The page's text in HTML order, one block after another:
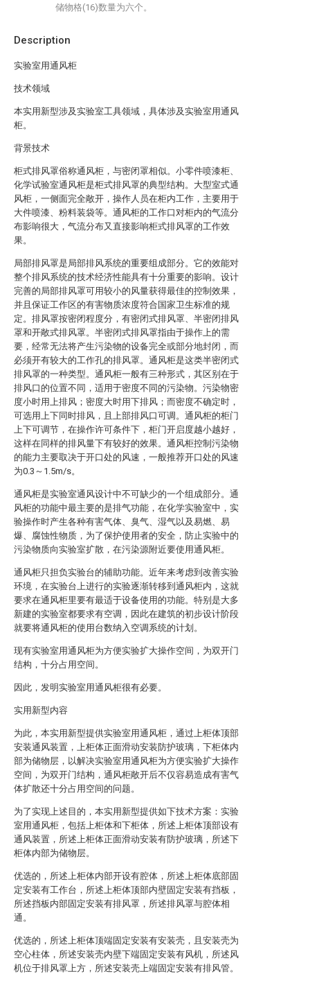
Description
实验室用通风柜
技术领域
本实用新型涉及实验室工具领域，具体涉及实验室用通风
柜。
背景技术
柜式排风罩俗称通风柜，与密闭罩相似。小零件喷漆柜、
化学试验室通风柜是柜式排风罩的典型结构。大型室式通
风柜，一侧面完全敞开，操作人员在柜内工作，主要用于
大件喷漆、粉料装袋等。通风柜的工作口对柜内的气流分
布影响很大，气流分布又直接影响柜式排风罩的工作效
果。
局部排风罩是局部排风系统的重要组成部分。它的效能对
整个排风系统的技术经济性能具有十分重要的影响。设计
完善的局部排风罩可用较小的风量获得最佳的控制效果，
并且保证工作区的有害物质浓度符合国家卫生标准的规
定。排风罩按密闭程度分，有密闭式排风罩、半密闭排风
罩和开敞式排风罩。半密闭式排风罩指由于操作上的需
要，经常无法将产生污染物的设备完全或部分地封闭，而
必须开有较大的工作孔的排风罩。通风柜是这类半密闭式
排风罩的一种类型。通风柜一般有三种形式，其区别在于
排风口的位置不同，适用于密度不同的污染物。污染物密
度小时用上排风；密度大时用下排风；而密度不确定时，
可选用上下同时排风，且上部排风口可调。通风柜的柜门
上下可调节，在操作许可条件下，柜门开启度越小越好，
这样在同样的排风量下有较好的效果。通风柜控制污染物
的能力主要取决于开口处的风速，一般推荐开口处的风速
为0.3～1.5m/s。
通风柜是实验室通风设计中不可缺少的一个组成部分。通
风柜的功能中最主要的是排气功能，在化学实验室中，实
验操作时产生各种有害气体、臭气、湿气以及易燃、易
爆、腐蚀性物质，为了保护使用者的安全，防止实验中的
污染物质向实验室扩散，在污染源附近要使用通风柜。
通风柜只担负实验台的辅助功能。近年来考虑到改善实验
环境，在实验台上进行的实验逐渐转移到通风柜内，这就
要求在通风柜里要有最适于设备使用的功能。特别是大多
新建的实验室都要求有空调，因此在建筑的初步设计阶段
就要将通风柜的使用台数纳入空调系统的计划。
现有实验室用通风柜为方便实验扩大操作空间，为双开门
结构，十分占用空间。
因此，发明实验室用通风柜很有必要。
实用新型内容
为此，本实用新型提供实验室用通风柜，通过上柜体顶部
安装通风装置，上柜体正面滑动安装防护玻璃，下柜体内
部为储物层，以解决实验室用通风柜为方便实验扩大操作
空间，为双开门结构，通风柜敞开后不仅容易造成有害气
体扩散还十分占用空间的问题。
为了实现上述目的，本实用新型提供如下技术方案：实验
室用通风柜，包括上柜体和下柜体，所述上柜体顶部设有
通风装置，所述上柜体正面滑动安装有防护玻璃，所述下
柜体内部为储物层。
优选的，所述上柜体内部开设有腔体，所述上柜体底部固
定安装有工作台，所述上柜体顶部内壁固定安装有挡板，
所述挡板内部固定安装有排风罩，所述排风罩与腔体相
通。
优选的，所述上柜体顶端固定安装有安装壳，且安装壳为
空心柱体，所述安装壳内壁下端固定安装有风机，所述风
机位于排风罩上方，所述安装壳上端固定安装有排风管。
储物格(16)数量为六个。